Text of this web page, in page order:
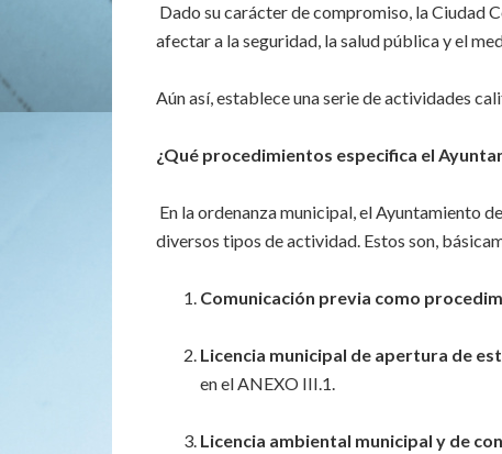
Dado su carácter de compromiso, la Ciudad
afectar a la seguridad, la salud pública y el
Aún así, establece una serie de actividades
¿Qué procedimientos especifica el
En la ordenanza municipal, el Ayuntamiento
diversos tipos de actividad. Estos son,
Comunicación previa como
Licencia municipal de apertura de
en el ANEXO III.1.
Licencia ambiental municipal y de